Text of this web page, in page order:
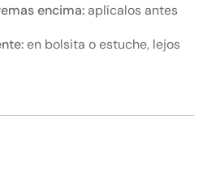
encima: aplícalos antes
en bolsita o estuche, lejos
roce puede rayarlos o